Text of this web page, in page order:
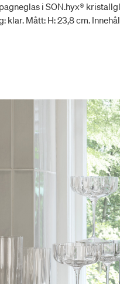
i SON.hyx®
klar. Mått: H: 23,8 cm.